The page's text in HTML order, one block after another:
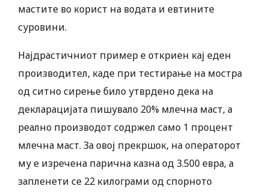
мастите во корист на водата и евтините
суровини.
Најдрастичниот пример е откриен кај еден
производител, каде при тестирање на мостра
од ситно сирење било утврдено дека на
декларацијата пишувало 20% млечна маст, а
реално производот содржел само 1 процент
млечна маст. За овој прекршок, на операторот
му е изречена парична казна од 3.500 евра, а
запленети се 22 килограми од спорното